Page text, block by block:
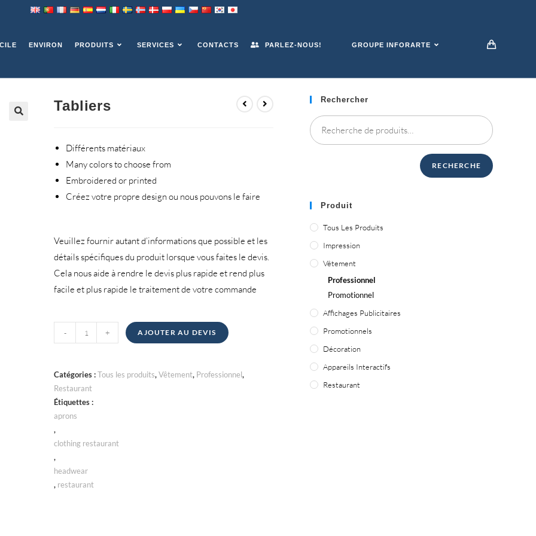
ENVIRON PRODUITS SERVICES CONTACTS PARLEZ-NOUS! GROUPE INFORARTE
Tabliers
Différents matériaux
Many colors to choose from
Embroidered or printed
Créez votre propre design ou nous pouvons le faire
Veuillez fournir autant d’informations que possible et les
détails spécifiques du produit lorsque vous faites le devis.
Cela nous aide à rendre le devis plus rapide et rend plus
facile et plus rapide le traitement de votre commande
de
- + AJOUTER AU DEVIS
Catégories :Tous les produits,Vêtement, Professionnel,
Restaurant
Étiquettes :
aprons
,
clothing restaurant
,
headwear
, restaurant
Rechercher
RECHERCHE
Produit
Tous Les Produits
Impression
Vêtement
Professionnel
Promotionnel
Affichages Publicitaires
Promotionnels
Décoration
Appareils Interactifs
Restaurant